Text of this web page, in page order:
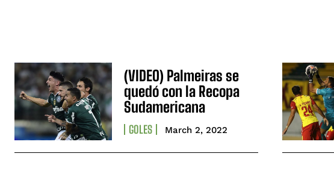
(VIDEO) Palmeiras se
quedó con la Recopa
Sudamericana
GOLES March 2, 2022